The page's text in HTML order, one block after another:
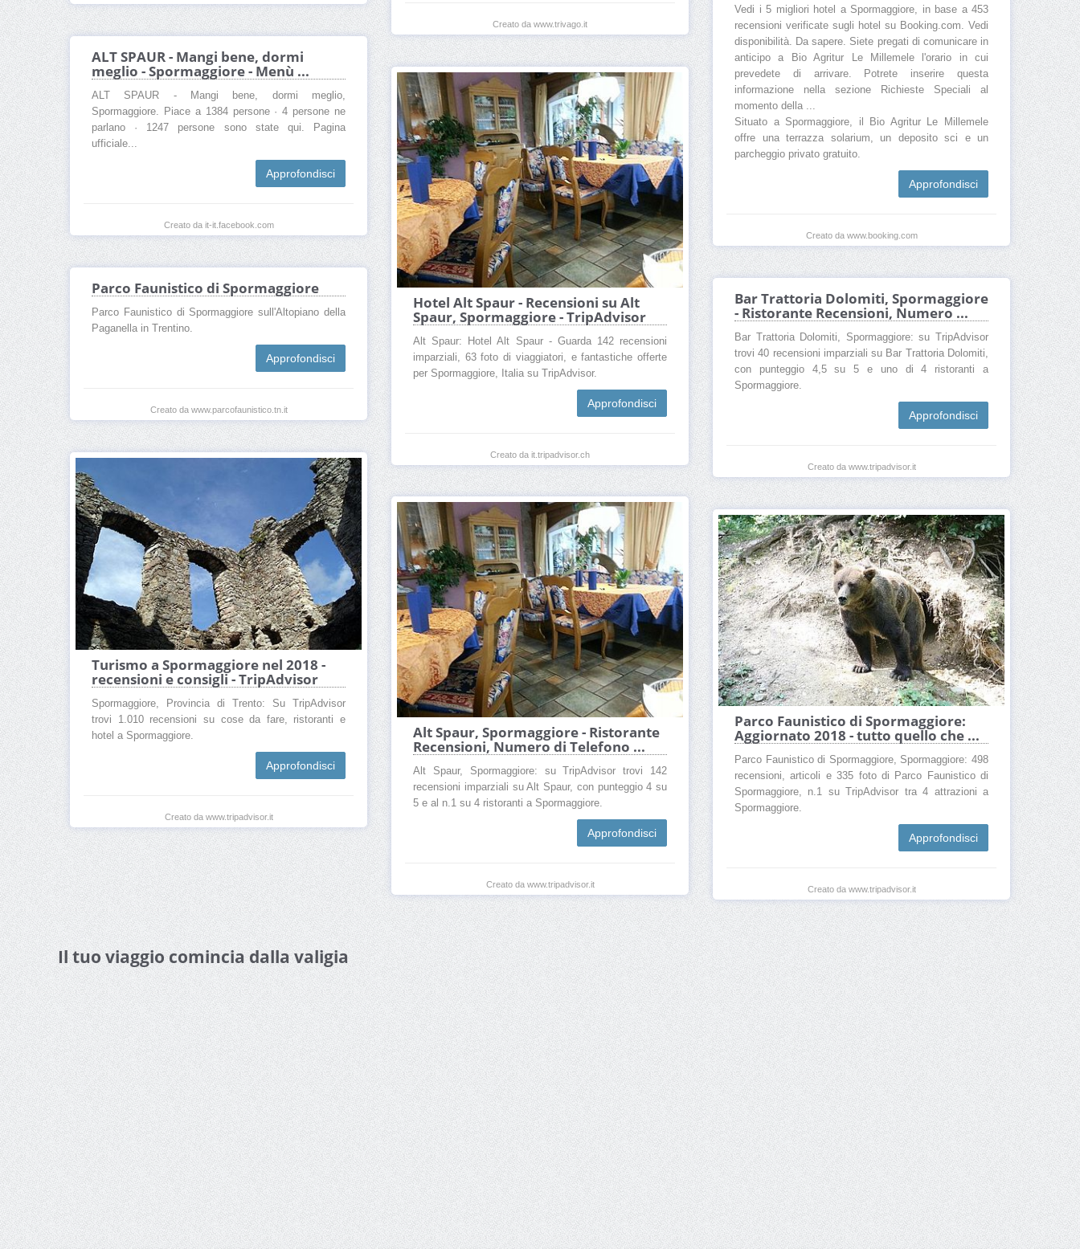
Creato da www.trivago.it
Vedi i 5 migliori hotel a Spormaggiore, in base a 453
recensioni verificate sugli hotel su Booking.com. Vedi
disponibilità. Da sapere. Siete pregati di comunicare in
anticipo a Bio Agritur Le Millemele l'orario in cui
prevedete di arrivare. Potrete inserire questa
informazione nella sezione Richieste Speciali al
momento della ...
Situato a Spormaggiore, il Bio Agritur Le Millemele
offre una terrazza solarium, un deposito sci e un
parcheggio privato gratuito.
Approfondisci
Creato da www.booking.com
ALT SPAUR - Mangi bene, dormi
meglio - Spormaggiore - Menù ...
ALT SPAUR - Mangi bene, dormi meglio,
Spormaggiore. Piace a 1384 persone · 4 persone ne
parlano · 1247 persone sono state qui. Pagina
ufficiale...
Approfondisci
Creato da it-it.facebook.com
Hotel Alt Spaur - Recensioni su Alt
Spaur, Spormaggiore - TripAdvisor
Alt Spaur: Hotel Alt Spaur - Guarda 142 recensioni
imparziali, 63 foto di viaggiatori, e fantastiche offerte
per Spormaggiore, Italia su TripAdvisor.
Approfondisci
Creato da it.tripadvisor.ch
Parco Faunistico di Spormaggiore
Parco Faunistico di Spormaggiore sull'Altopiano della
Paganella in Trentino.
Approfondisci
Creato da www.parcofaunistico.tn.it
Bar Trattoria Dolomiti, Spormaggiore
- Ristorante Recensioni, Numero ...
Bar Trattoria Dolomiti, Spormaggiore: su TripAdvisor
trovi 40 recensioni imparziali su Bar Trattoria Dolomiti,
con punteggio 4,5 su 5 e uno di 4 ristoranti a
Spormaggiore.
Approfondisci
Creato da www.tripadvisor.it
Turismo a Spormaggiore nel 2018 -
recensioni e consigli - TripAdvisor
Spormaggiore, Provincia di Trento: Su TripAdvisor
trovi 1.010 recensioni su cose da fare, ristoranti e
hotel a Spormaggiore.
Approfondisci
Creato da www.tripadvisor.it
Alt Spaur, Spormaggiore - Ristorante
Recensioni, Numero di Telefono ...
Alt Spaur, Spormaggiore: su TripAdvisor trovi 142
recensioni imparziali su Alt Spaur, con punteggio 4 su
5 e al n.1 su 4 ristoranti a Spormaggiore.
Approfondisci
Creato da www.tripadvisor.it
Parco Faunistico di Spormaggiore:
Aggiornato 2018 - tutto quello che ...
Parco Faunistico di Spormaggiore, Spormaggiore: 498
recensioni, articoli e 335 foto di Parco Faunistico di
Spormaggiore, n.1 su TripAdvisor tra 4 attrazioni a
Spormaggiore.
Approfondisci
Creato da www.tripadvisor.it
Il tuo viaggio comincia dalla valigia